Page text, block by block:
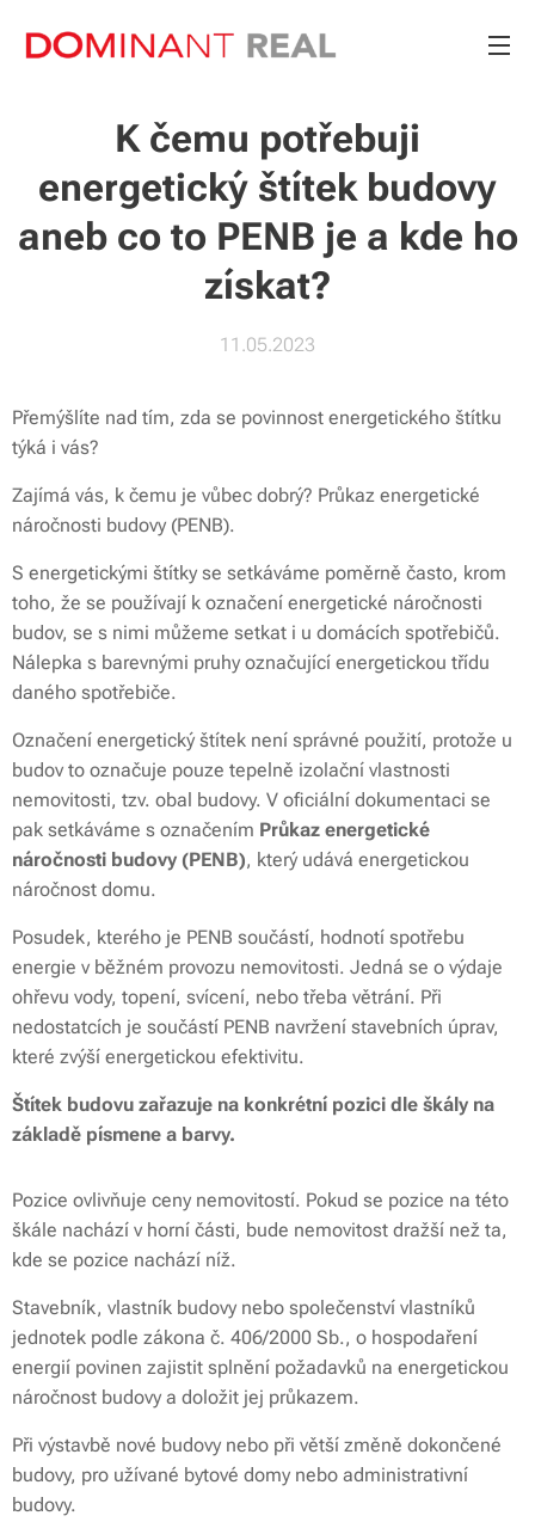
K čemu potřebuji
energetický štítek budovy
aneb co to PENB je a kde ho
získat?
11.05.2023
Přemýšlíte nad tím, zda se povinnost energetického štítku
týká i vás?
Zajímá vás, k čemu je vůbec dobrý? Průkaz energetické
náročnosti budovy (PENB).
S energetickými štítky se setkáváme poměrně často, krom
toho, že se používají k označení energetické náročnosti
budov, se s nimi můžeme setkat i u domácích spotřebičů.
Nálepka s barevnými pruhy označující energetickou třídu
daného spotřebiče.
Označení energetický štítek není správné použití, protože u
budov to označuje pouze tepelně izolační vlastnosti
nemovitosti, tzv. obal budovy. V oficiální dokumentaci se
pak setkáváme s označením Průkaz energetické
náročnosti budovy (PENB), který udává energetickou
náročnost domu.
Posudek, kterého je PENB součástí, hodnotí spotřebu
energie v běžném provozu nemovitosti. Jedná se o výdaje
ohřevu vody, topení, svícení, nebo třeba větrání. Při
nedostatcích je součástí PENB navržení stavebních úprav,
které zvýší energetickou efektivitu.
Štítek budovu zařazuje na konkrétní pozici dle škály na
základě písmene a barvy.
Pozice ovlivňuje ceny nemovitostí. Pokud se pozice na této
škále nachází v horní části, bude nemovitost dražší než ta,
kde se pozice nachází níž.
Stavebník, vlastník budovy nebo společenství vlastníků
jednotek podle zákona č. 406/2000 Sb., o hospodaření
energií povinen zajistit splnění požadavků na energetickou
náročnost budovy a doložit jej průkazem.
Při výstavbě nové budovy nebo při větší změně dokončené
budovy, pro užívané bytové domy nebo administrativní
budovy.